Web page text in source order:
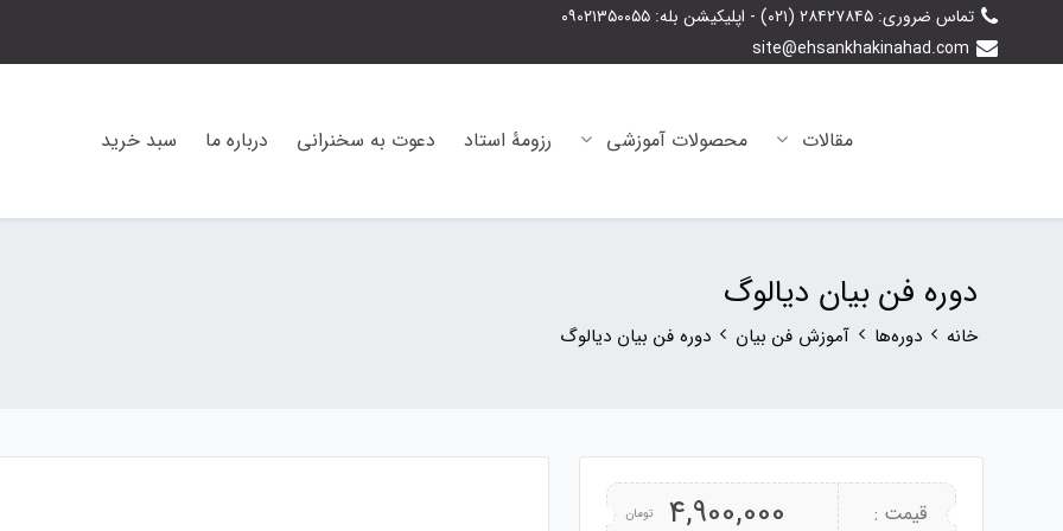
تماس‌ ضروری: ۲۸۴۲۷۸۴۵ (۰۲۱) - اپلیکیشن بله: ۰۹۰۲۱۳۵۰۰۵۵
site@ehsankhakinahad.com
مقالات محصولات آموزشی رزومۀ استاد دعوت به سخنرانی درباره ما سبد خرید
دوره فن بیان دیالوگ
خانه دوره‌ها آموزش فن بیان دوره فن بیان دیالوگ
قیمت : 4,900,000 تومان